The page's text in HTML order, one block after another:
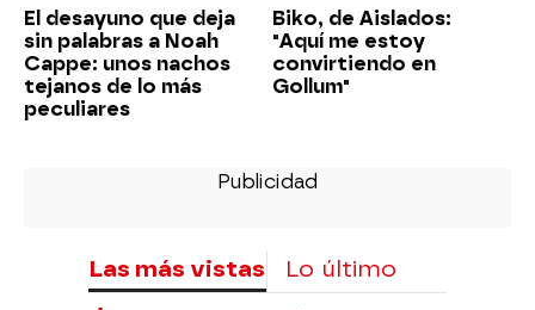
El desayuno que deja
sin palabras a Noah
Cappe: unos nachos
tejanos de lo más
peculiares
Biko, de Aislados:
"Aquí me estoy
convirtiendo en
Gollum"
Las más vistas Lo último